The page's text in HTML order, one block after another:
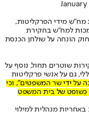
January
מידי הפרקליטות,
למח"ש בחקירת
הונחה על שולחן הכנסת
שוטרים תחול, נוסף על
גם על אנשי פרקליטות
על ידי שר המשפטים", וכי
כשופט של בית המשפט
מנהלית למילוי